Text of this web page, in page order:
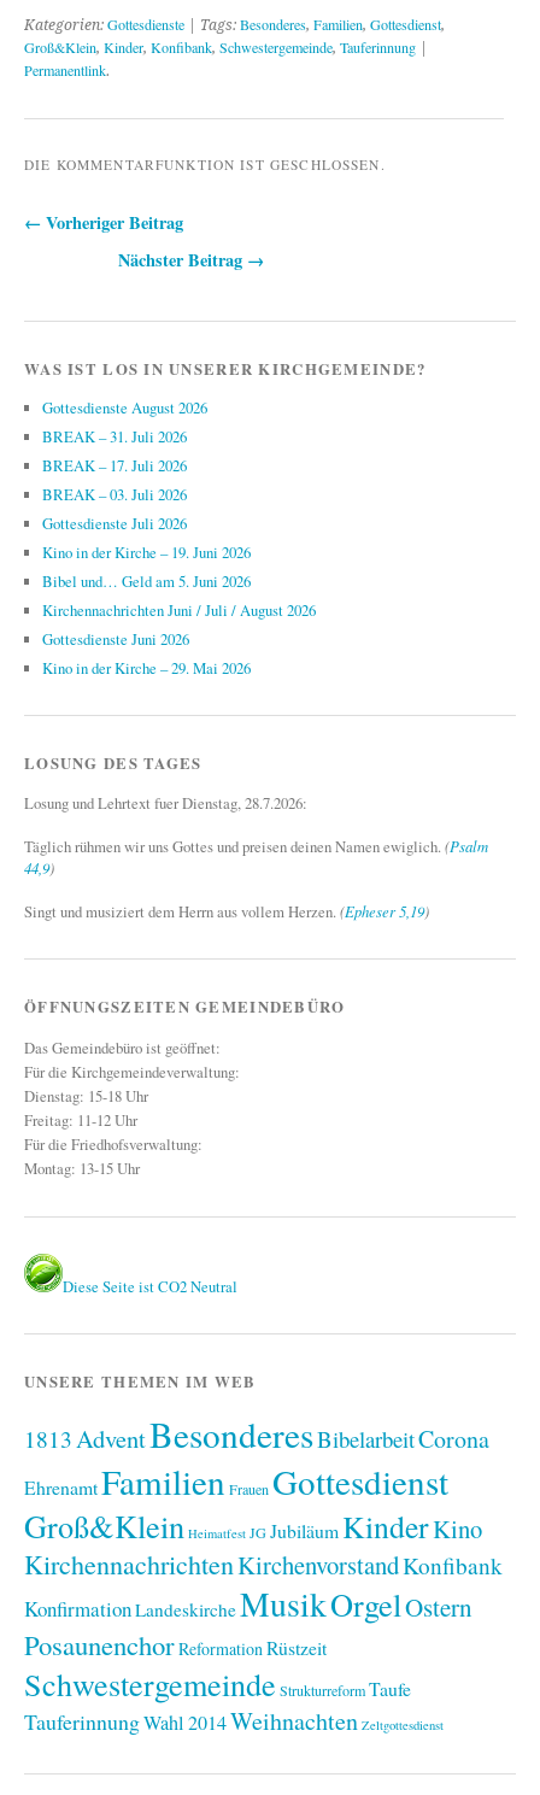
Kategorien: Gottesdienste | Tags: Besonderes, Familien, Gottesdienst,
Groß&Klein, Kinder, Konfibank, Schwestergemeinde, Tauferinnung
Permanentlink.
DIE KOMMENTARFUNKTION IST GESCHLOSSEN.
Beitragsnavigation
← Vorheriger Beitrag
Nächster Beitrag →
WAS IST LOS IN UNSERER KIRCHGEMEINDE?
Gottesdienste August 2026
BREAK – 31. Juli 2026
BREAK – 17. Juli 2026
BREAK – 03. Juli 2026
Gottesdienste Juli 2026
Kino in der Kirche – 19. Juni 2026
Bibel und… Geld am 5. Juni 2026
Kirchennachrichten Juni / Juli / August 2026
Gottesdienste Juni 2026
Kino in der Kirche – 29. Mai 2026
LOSUNG DES TAGES
Losung und Lehrtext fuer Dienstag, 28.7.2026:
Täglich rühmen wir uns Gottes und preisen deinen Namen ewiglich.(Psalm
44,9)
Singt und musiziert dem Herrn aus vollem Herzen.(Epheser 5,19)
ÖFFNUNGSZEITEN GEMEINDEBÜRO
Das Gemeindebüro ist geöffnet:
Für die Kirchgemeindeverwaltung:
Dienstag: 15-18 Uhr
Freitag: 11-12 Uhr
Für die Friedhofsverwaltung:
Montag: 13-15 Uhr
Diese Seite ist CO2 Neutral
UNSERE THEMEN IM WEB
1813AdventBesonderesBibelarbeitCorona
EhrenamtFamilien Frauen Gottesdienst
Groß&Klein Heimatfest JGJubiläumKinderKino
KirchennachrichtenKirchenvorstandKonfibank
KonfirmationLandeskircheMusikOrgelOstern
PosaunenchorReformationRüstzeit
Schwestergemeinde StrukturreformTaufe
TauferinnungWahl 2014Weihnachten Zeltgottesdienst